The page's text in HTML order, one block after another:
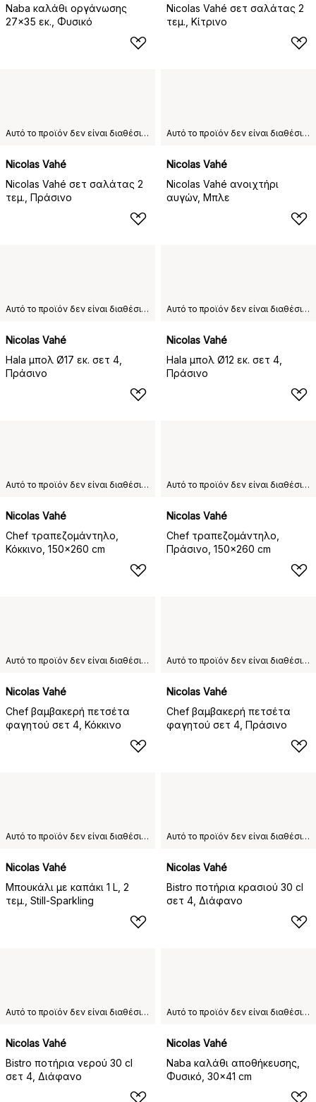
Naba καλάθι οργάνωσης
27x35 εκ., Φυσικό
Nicolas Vahé σετ σαλάτας 2
τεμ., Κίτρινο
Αυτό το προϊόν δεν είναι διαθέσιμο στη χώρα παράδοσης που έχετε επιλέξει.
Nicolas Vahé
Nicolas Vahé σετ σαλάτας 2
τεμ., Πράσινο
Αυτό το προϊόν δεν είναι διαθέσιμο στη χώρα παράδοσης που έχετε επιλέξει.
Nicolas Vahé
Nicolas Vahé ανοιχτήρι
αυγών, Μπλε
Αυτό το προϊόν δεν είναι διαθέσιμο στη χώρα παράδοσης που έχετε επιλέξει.
Nicolas Vahé
Hala μπολ Ø17 εκ. σετ 4,
Πράσινο
Αυτό το προϊόν δεν είναι διαθέσιμο στη χώρα παράδοσης που έχετε επιλέξει.
Nicolas Vahé
Hala μπολ Ø12 εκ. σετ 4,
Πράσινο
Αυτό το προϊόν δεν είναι διαθέσιμο στη χώρα παράδοσης που έχετε επιλέξει.
Nicolas Vahé
Chef τραπεζομάντηλο,
Κόκκινο, 150x260 cm
Αυτό το προϊόν δεν είναι διαθέσιμο στη χώρα παράδοσης που έχετε επιλέξει.
Nicolas Vahé
Chef τραπεζομάντηλο,
Πράσινο, 150x260 cm
Αυτό το προϊόν δεν είναι διαθέσιμο στη χώρα παράδοσης που έχετε επιλέξει.
Nicolas Vahé
Chef βαμβακερή πετσέτα
φαγητού σετ 4, Κόκκινο
Αυτό το προϊόν δεν είναι διαθέσιμο στη χώρα παράδοσης που έχετε επιλέξει.
Nicolas Vahé
Chef βαμβακερή πετσέτα
φαγητού σετ 4, Πράσινο
Αυτό το προϊόν δεν είναι διαθέσιμο στη χώρα παράδοσης που έχετε επιλέξει.
Nicolas Vahé
Μπουκάλι με καπάκι 1 L, 2
τεμ., Still-Sparkling
Αυτό το προϊόν δεν είναι διαθέσιμο στη χώρα παράδοσης που έχετε επιλέξει.
Nicolas Vahé
Bistro ποτήρια κρασιού 30 cl
σετ 4, Διάφανο
Αυτό το προϊόν δεν είναι διαθέσιμο στη χώρα παράδοσης που έχετε επιλέξει.
Nicolas Vahé
Bistro ποτήρια νερού 30 cl
σετ 4, Διάφανο
Αυτό το προϊόν δεν είναι διαθέσιμο στη χώρα παράδοσης που έχετε επιλέξει.
Nicolas Vahé
Naba καλάθι αποθήκευσης,
Φυσικό, 30x41 cm